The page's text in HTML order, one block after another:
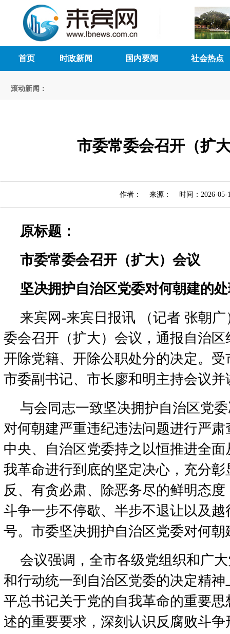
首页 时政新闻 国内要闻 社会热点
滚动新闻：
市委常委会召开（扩
作者： 来源： 时间：2026-05-
原标题：
市委常委会召开（扩大）会议
坚决拥护自治区党委对何朝建的
来宾网-来宾日报讯 （记者 张朝
委会召开（扩大）会议，通报自治
开除党籍、开除公职处分的决定。
市委副书记、市长廖和明主持会议并
与会同志一致坚决拥护自治区党
对何朝建严重违纪违法问题进行严
中央、自治区党委持之以恒推进全
我革命进行到底的坚定决心，充分
反、有贪必肃、除恶务尽的鲜明态
斗争一步不停歇、半步不退让以及
号。市委坚决拥护自治区党委对何
会议强调，全市各级党组织和广
和行动统一到自治区党委的决定精
平总书记关于党的自我革命的重要
述的重要要求，深刻认识反腐败斗